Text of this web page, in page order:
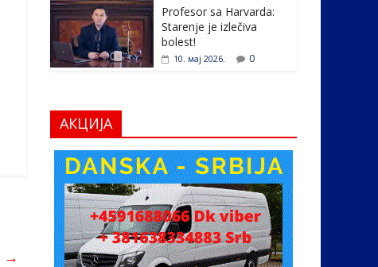
→
Profesor sa Harvarda:
Starenje je izlečiva
bolest!
10. мај 2026. 0
АКЦИЈА